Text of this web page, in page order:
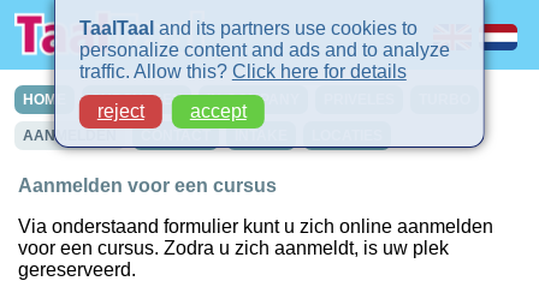
HOME CURSUSSEN IN-COMPANY
AANMELDEN
Aanmelden voor een cursus
Via onderstaand formulier kunt u zich online aanmelden
voor een cursus. Zodra u zich aanmeldt, is uw plek
gereserveerd.
TaalTaal and its partners use cookies to
personalize content and ads and to analyze
traffic. Allow this? Click here for details
reject
accept